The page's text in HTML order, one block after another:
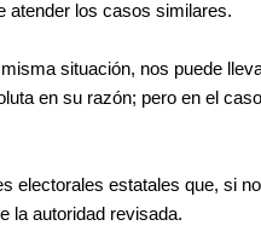
atender los casos similares.
situación, nos puede
en su razón; pero en el
electorales estatales que, si
la autoridad revisada.